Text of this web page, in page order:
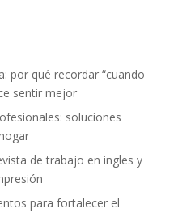
por qué recordar “cuando
sentir mejor
soluciones
de trabajo en ingles y
para fortalecer el